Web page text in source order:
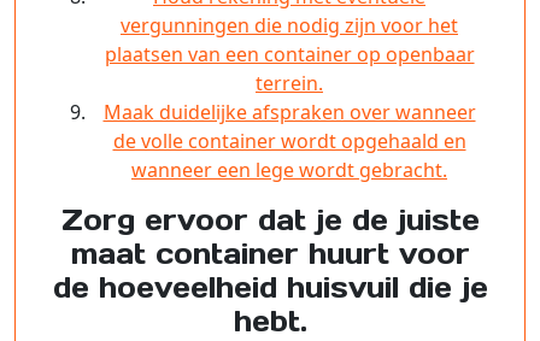
vergunningen die nodig zijn voor het
plaatsen van een container op openbaar
terrein.
Maak duidelijke afspraken over wanneer
de volle container wordt opgehaald en
wanneer een lege wordt gebracht.
Zorg ervoor dat je de juiste
maat container huurt voor
de hoeveelheid huisvuil die je
hebt.